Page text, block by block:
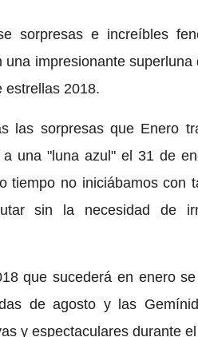
sorpresas e increíbles
impresionante
estrellas 2018.
las sorpresas que Enero
una "luna azul" el 31 de
tiempo no iniciábamos con
sin la necesidad de
que sucederá en enero
de agosto y las
y espectaculares durante